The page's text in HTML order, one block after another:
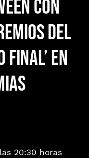
con
del
final’ en
20:30 horas